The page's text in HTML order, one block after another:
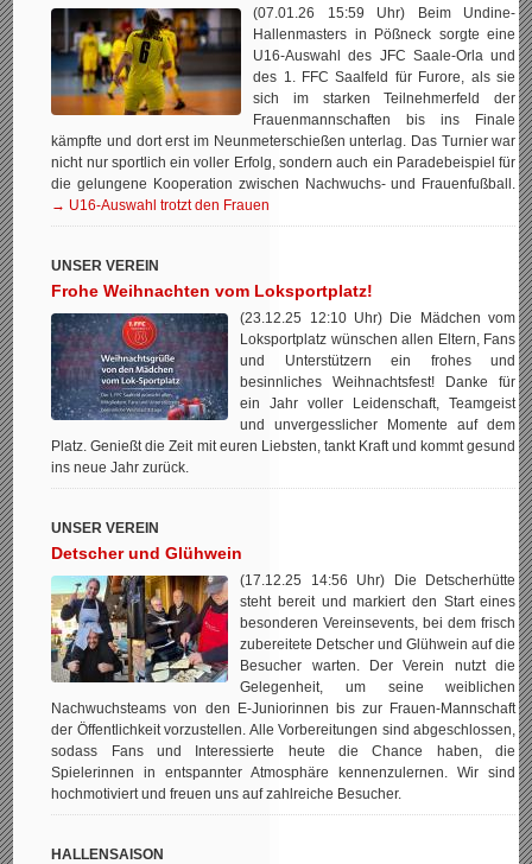
(07.01.26 15:59 Uhr) Beim Undine-
Hallenmasters in Pößneck sorgte eine
U16-Auswahl des JFC Saale-Orla und
des 1. FFC Saalfeld für Furore, als sie
sich im starken Teilnehmerfeld der
Frauenmannschaften bis ins Finale
kämpfte und dort erst im Neunmeterschießen unterlag. Das Turnier war
nicht nur sportlich ein voller Erfolg, sondern auch ein Paradebeispiel für
die gelungene Kooperation zwischen Nachwuchs- und Frauenfußball.
→ U16-Auswahl trotzt den Frauen
UNSER VEREIN
Frohe Weihnachten vom Loksportplatz!
(23.12.25 12:10 Uhr) Die Mädchen vom
Loksportplatz wünschen allen Eltern, Fans
und Unterstützern ein frohes und
besinnliches Weihnachtsfest! Danke für
ein Jahr voller Leidenschaft, Teamgeist
und unvergesslicher Momente auf dem
Platz. Genießt die Zeit mit euren Liebsten, tankt Kraft und kommt gesund
ins neue Jahr zurück.
UNSER VEREIN
Detscher und Glühwein
(17.12.25 14:56 Uhr) Die Detscherhütte
steht bereit und markiert den Start eines
besonderen Vereinsevents, bei dem frisch
zubereitete Detscher und Glühwein auf die
Besucher warten. Der Verein nutzt die
Gelegenheit, um seine weiblichen
Nachwuchsteams von den E-Juniorinnen bis zur Frauen-Mannschaft
der Öffentlichkeit vorzustellen. Alle Vorbereitungen sind abgeschlossen,
sodass Fans und Interessierte heute die Chance haben, die
Spielerinnen in entspannter Atmosphäre kennenzulernen. Wir sind
hochmotiviert und freuen uns auf zahlreiche Besucher.
HALLENSAISON